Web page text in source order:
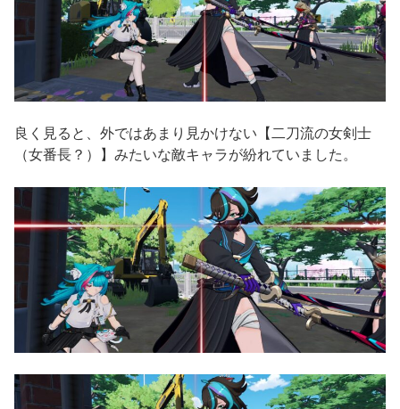
良く見ると、外ではあまり見かけない【二刀流の女剣士
（女番長？）】みたいな敵キャラが紛れていました。